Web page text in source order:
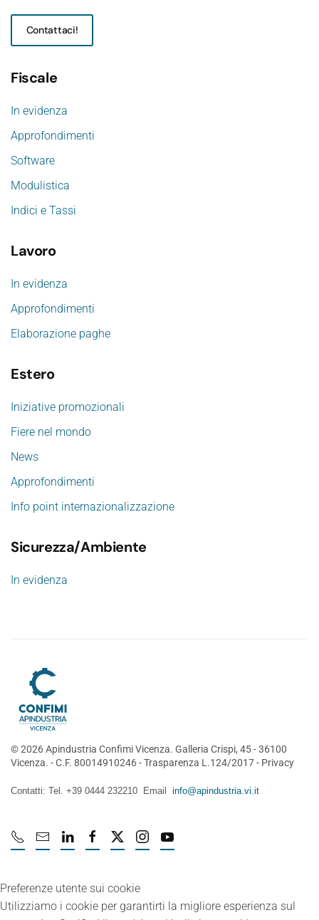
Contattaci!
Fiscale
In evidenza
Approfondimenti
Software
Modulistica
Indici e Tassi
Lavoro
In evidenza
Approfondimenti
Elaborazione paghe
Estero
Iniziative promozionali
Fiere nel mondo
News
Approfondimenti
Info point internazionalizzazione
Sicurezza/Ambiente
In evidenza
©2026Apindustria Confimi Vicenza. Galleria Crispi, 45 - 36100
Vicenza. - C.F. 80014910246 -Trasparenza L.124/2017- Privacy
Contatti: Tel. +39 0444 232210 Email info@apindustria.vi.it
Preferenze utente sui cookie
Utilizziamo i cookie per garantirti la migliore esperienza sul